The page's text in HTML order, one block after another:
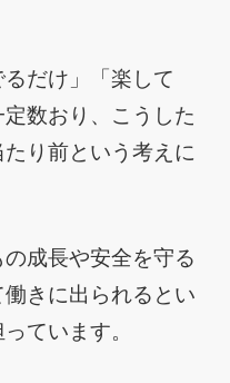
だけ」「楽して
数おり、こうした
り前という考えに
成長や安全を守る
きに出られるとい
ています。